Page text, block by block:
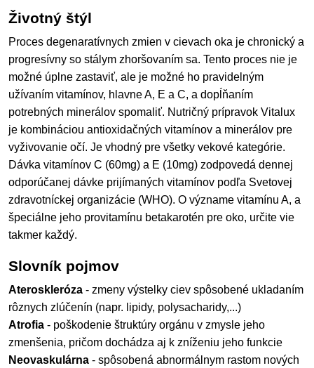
Životný štýl
Proces degenaratívnych zmien v cievach oka je chronický a
progresívny so stálym zhoršovaním sa. Tento proces nie je
možné úplne zastaviť, ale je možné ho pravidelným
užívaním vitamínov, hlavne A, E a C, a dopĺňaním
potrebných minerálov spomaliť. Nutričný prípravok Vitalux
je kombináciou antioxidačných vitamínov a minerálov pre
vyživovanie očí. Je vhodný pre všetky vekové kategórie.
Dávka vitamínov C (60mg) a E (10mg) zodpovedá dennej
odporúčanej dávke prijímaných vitamínov podľa Svetovej
zdravotníckej organizácie (WHO). O význame vitamínu A, a
špeciálne jeho provitamínu betakarotén pre oko, určite vie
takmer každý.
Slovník pojmov
Ateroskleróza - zmeny výstelky ciev spôsobené ukladaním
rôznych zlúčenín (napr. lipidy, polysacharidy,...)
Atrofia - poškodenie štruktúry orgánu v zmysle jeho
zmenšenia, pričom dochádza aj k zníženiu jeho funkcie
Neovaskulárna - spôsobená abnormálnym rastom nových